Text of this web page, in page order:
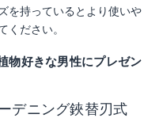
を持っているとより使いや
ください。
物好きな男性にプレゼン
デニング鋏替刃式